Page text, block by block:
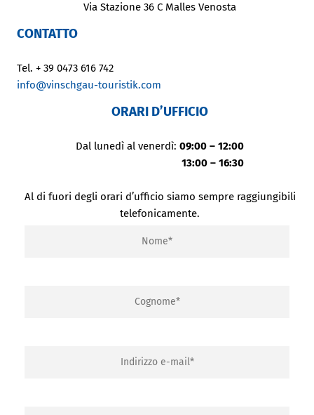
Via Stazione 36 C Malles Venosta
CONTATTO
Tel. + 39 0473 616 742
info@vinschgau-touristik.com
ORARI D’UFFICIO
Dal lunedì al venerdì:09:00 – 12:00
13:00 – 16:30
Al di fuori degli orari d’ufficio siamo sempre raggiungibili
telefonicamente.